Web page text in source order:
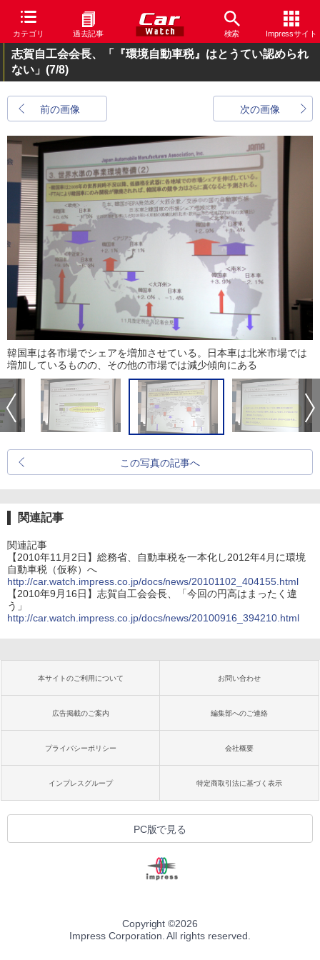
カテゴリ 過去記事 検索 Impressサイト
志賀自工会会長、「『環境自動車税』はとうてい認められ
ない」 (7/8)
前の画像 次の画像
韓国車は各市場でシェアを増加させている。日本車は北米市場では
増加しているものの、その他の市場では減少傾向にある
この写真の記事へ
関連記事
関連記事
【2010年11月2日】総務省、自動車税を一本化し2012年4月に環境
自動車税（仮称）へ
http://car.watch.impress.co.jp/docs/news/20101102_404155.html
【2010年9月16日】志賀自工会会長、「今回の円高はまったく違
う」
http://car.watch.impress.co.jp/docs/news/20100916_394210.html
本サイトのご利用について お問い合わせ
広告掲載のご案内 編集部へのご連絡
プライバシーポリシー 会社概要
インプレスグループ 特定商取引法に基づく表示
PC版で見る
Copyright ©2026
Impress Corporation. All rights reserved.